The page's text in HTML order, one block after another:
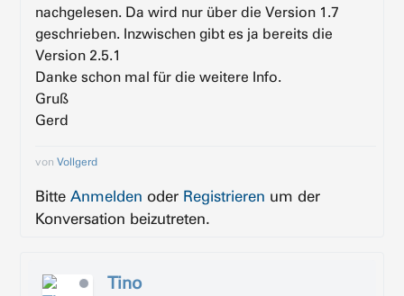
nachgelesen. Da wird nur über die Version 1.7
geschrieben. Inzwischen gibt es ja bereits die
Version 2.5.1
Danke schon mal für die weitere Info.
Gruß
Gerd
vonVollgerd
BitteAnmelden oder Registrieren um der
Konversation beizutreten.
Tino